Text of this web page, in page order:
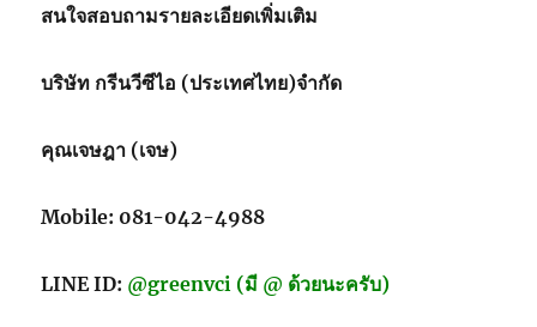
สนใจสอบถามรายละเอียดเพิ่มเติม
บริษัท กรีนวีซีไอ (ประเทศไทย)จำกัด
คุณเจษฎา (เจษ)
Mobile: 081-042-4988
LINE ID: @greenvci (มี @ ด้วยนะครับ)